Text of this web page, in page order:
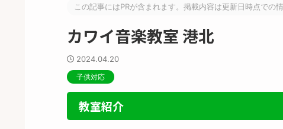
この記事にはPRが含まれます。掲載内容は更新日時点での
カワイ音楽教室 港北
2024.04.20
子供対応
教室紹介